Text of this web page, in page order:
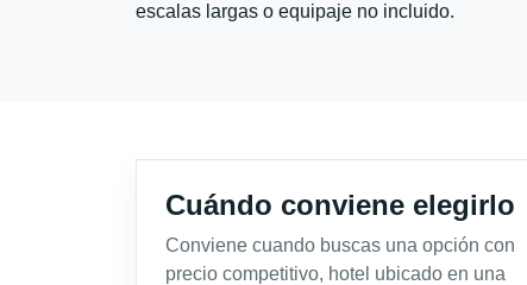
escalas largas o equipaje no incluido.
Cuándo conviene elegirlo
Conviene cuando buscas una opción con
precio competitivo, hotel ubicado en una